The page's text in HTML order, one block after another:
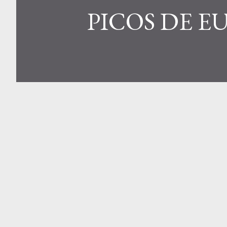
PICOS DE